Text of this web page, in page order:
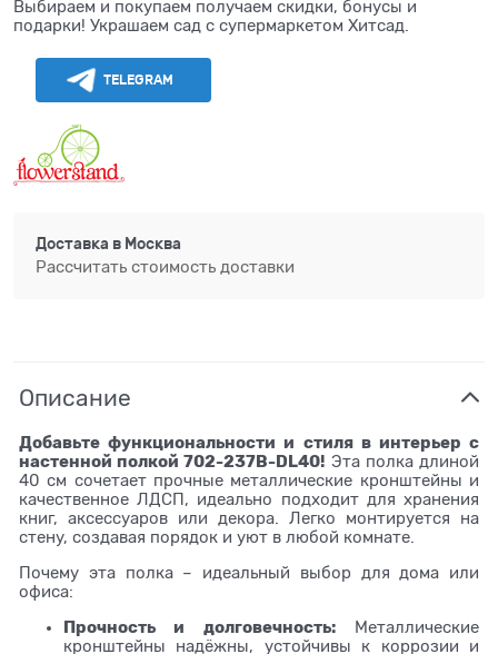
Выбираем и покупаем получаем скидки, бонусы и
подарки! Украшаем сад с супермаркетом Хитсад.
TELEGRAM
Доставка в Москва
Рассчитать стоимость доставки
Описание
Добавьте функциональности и стиля в интерьер с
настенной полкой 702-237B-DL40! Эта полка длиной
40 см сочетает прочные металлические кронштейны и
качественное ЛДСП, идеально подходит для хранения
книг, аксессуаров или декора. Легко монтируется на
стену, создавая порядок и уют в любой комнате.
Почему эта полка – идеальный выбор для дома или
офиса:
Прочность и долговечность:Металлические
кронштейны надёжны, устойчивы к коррозии и